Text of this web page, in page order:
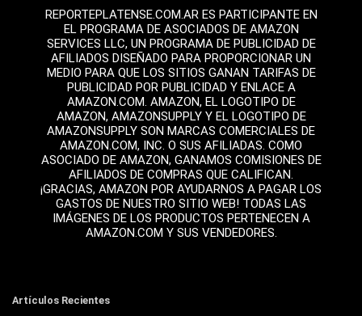
REPORTEPLATENSE.COM.AR ES PARTICIPANTE EN
EL PROGRAMA DE ASOCIADOS DE AMAZON
SERVICES LLC, UN PROGRAMA DE PUBLICIDAD DE
AFILIADOS DISEÑADO PARA PROPORCIONAR UN
MEDIO PARA QUE LOS SITIOS GANAN TARIFAS DE
PUBLICIDAD POR PUBLICIDAD Y ENLACE A
AMAZON.COM. AMAZON, EL LOGOTIPO DE
AMAZON, AMAZONSUPPLY Y EL LOGOTIPO DE
AMAZONSUPPLY SON MARCAS COMERCIALES DE
AMAZON.COM, INC. O SUS AFILIADAS. COMO
ASOCIADO DE AMAZON, GANAMOS COMISIONES DE
AFILIADOS DE COMPRAS QUE CALIFICAN.
¡GRACIAS, AMAZON POR AYUDARNOS A PAGAR LOS
GASTOS DE NUESTRO SITIO WEB! TODAS LAS
IMÁGENES DE LOS PRODUCTOS PERTENECEN A
AMAZON.COM Y SUS VENDEDORES.
Artículos Recientes